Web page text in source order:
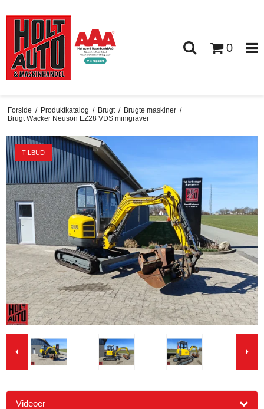
0
Forside / Produktkatalog / Brugt / Brugte maskiner /
Brugt Wacker Neuson EZ28 VDS minigraver
TILBUD
Videoer